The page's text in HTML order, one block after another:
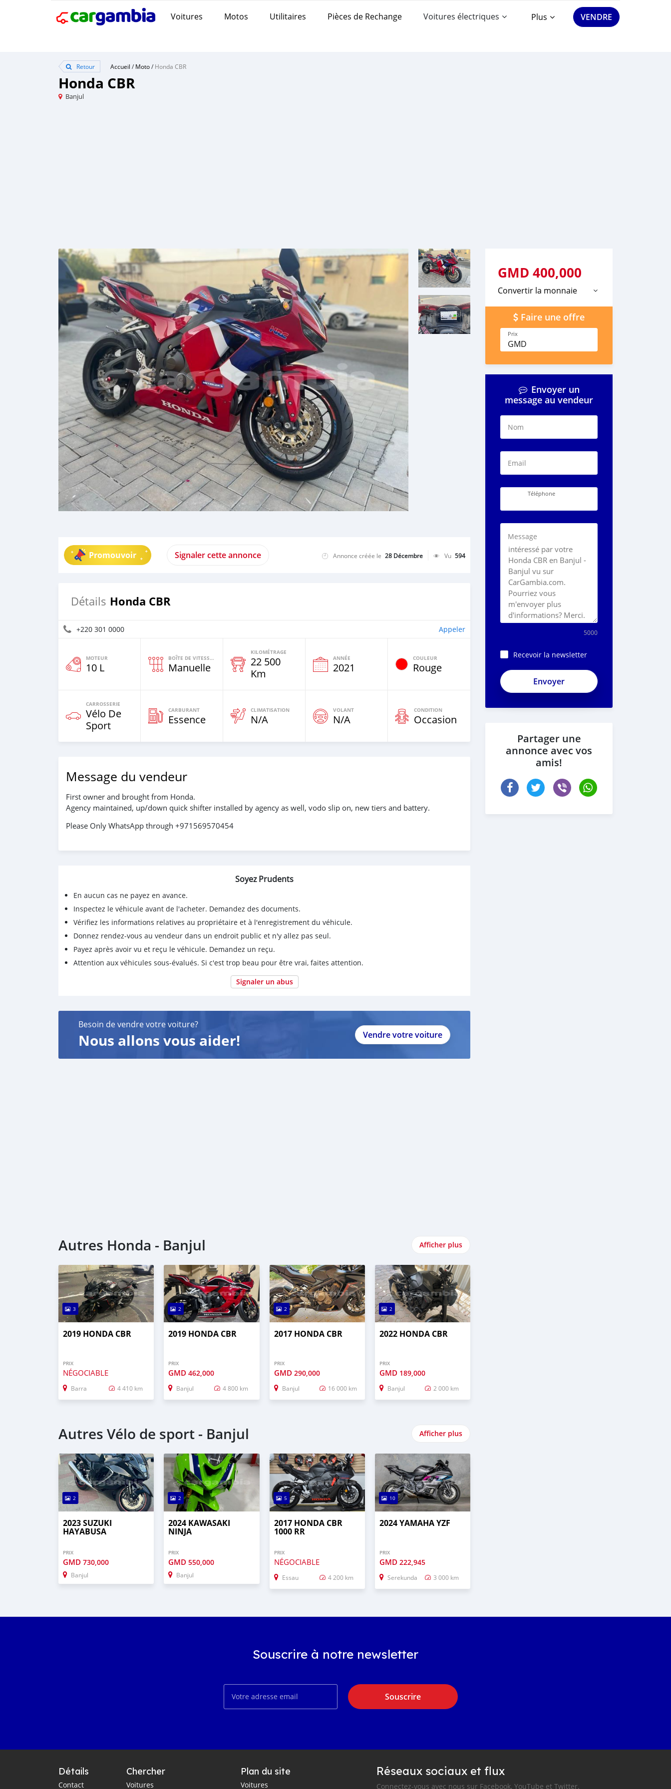
Voitures Motos Utilitaires Pièces de Rechange Voitures électriques Plus VENDRE
Retour Accueil /Moto/Honda CBR
Honda CBR
Banjul
Promouvoir Signaler cette annonce Annonce créée le 28 Décembre Vu 594
Détails Honda CBR
+220 301 0000 Appeler
MOTEUR
10 L
BOÎTE DE VITESSES
Manuelle
KILOMÉTRAGE
22 500
Km
ANNÉE
2021
COULEUR
Rouge
CARROSSERIE
Vélo De
Sport
CARBURANT
Essence
CLIMATISATION
N/A
VOLANT
N/A
CONDITION
Occasion
Message du vendeur
First owner and brought from Honda.
Agency maintained, up/down quick shifter installed by agency as well, vodo slip on, new tiers and battery.
Please Only WhatsApp through +971569570454
Soyez Prudents
En aucun cas ne payez en avance.
Inspectez le véhicule avant de l'acheter. Demandez des documents.
Vérifiez les informations relatives au propriétaire et à l'enregistrement du véhicule.
Donnez rendez-vous au vendeur dans un endroit public et n'y allez pas seul.
Payez après avoir vu et reçu le véhicule. Demandez un reçu.
Attention aux véhicules sous-évalués. Si c'est trop beau pour être vrai, faites attention.
Signaler un abus
Besoin de vendre votre voiture?
Nous allons vous aider! Vendre votre voiture
Autres Honda - Banjul Afficher plus
3
2019 HONDA CBR
PRIX
NÉGOCIABLE
Barra 4 410 km
2
2019 HONDA CBR
PRIX
GMD462,000
Banjul 4 800 km
2
2017 HONDA CBR
PRIX
GMD 290,000
Banjul 16 000 km
2
2022 HONDA CBR
PRIX
GMD 189,000
Banjul 2 000 km
Autres Vélo de sport - Banjul Afficher plus
2
2023 SUZUKI
HAYABUSA
PRIX
GMD 730,000
Banjul
2
2024 KAWASAKI
NINJA
PRIX
GMD550,000
Banjul
5
2017 HONDA CBR
1000 RR
PRIX
NÉGOCIABLE
Essau 4 200 km
10
2024 YAMAHA YZF
PRIX
GMD 222,945
Serekunda 3 000 km
GMD 400,000
Convertir la monnaie
Faire une offre
Prix
GMD
Envoyer un
message au vendeur
Nom
Email
Téléphone
Message
5000
Recevoir la newsletter
Partager une
annonce avec vos
amis!
Souscrire à notre newsletter
Souscrire
Détails
Contact
Chercher
Voitures
Plan du site
Voitures
Réseaux sociaux et flux
Connectez-vous avec nous sur Facebook, YouTube et Twitter.